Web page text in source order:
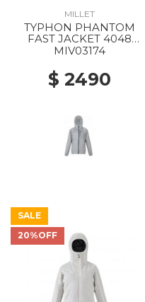
MILLET
TYPHON PHANTOM
FAST JACKET 4048
SMOKED PEARL
MIV03174
$ 2490
SALE
20%OFF